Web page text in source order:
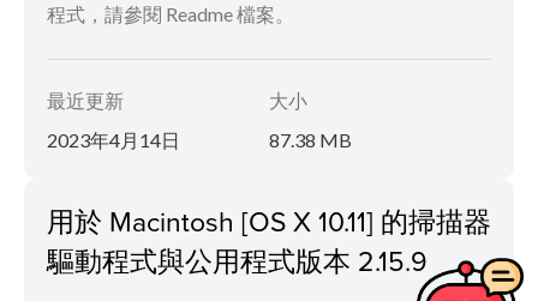
程式，請參閱 Readme 檔案。
最近更新
2023年4月14日
大小
87.38 MB
用於 Macintosh [OS X 10.11] 的掃描器
驅動程式與公用程式版本 2.15.9